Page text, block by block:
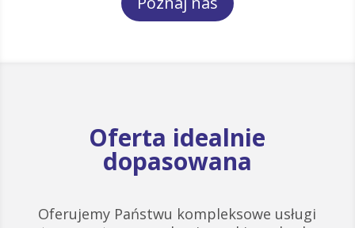
Oferta idealnie
dopasowana
Oferujemy Państwu kompleksowe usługi